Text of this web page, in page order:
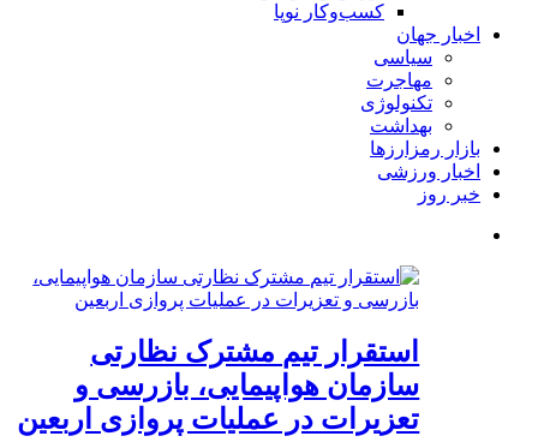
کسب‌وکار نوپا
اخبار جهان
سیاسی
مهاجرت
تکنولوژی
بهداشت
بازار رمزارزها
اخبار ورزشی
خبر روز
استقرار تیم مشترک نظارتی
سازمان هواپیمایی، بازرسی و
تعزیرات در عملیات پروازی اربعین